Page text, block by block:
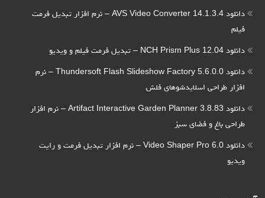
دانلود AVS Video Converter 14.1.3.4 – نرم افزار تبدیل فرمت
دانلود Thundersoft Flash Slideshow Factory 5.6.0.0 – نرم
اسلایدشوهای فلش
دانلود Artifact Interactive Garden Planner 3.8.83 – نرم افزار
و فضای سبز
دانلود Video Shaper Pro 6.0 – نرم افزار تبدیل فرمت و رایت